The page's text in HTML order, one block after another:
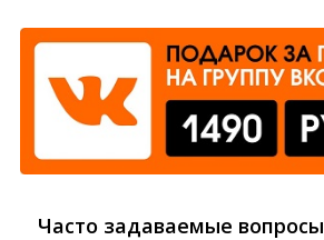
Часто задаваемые вопросы